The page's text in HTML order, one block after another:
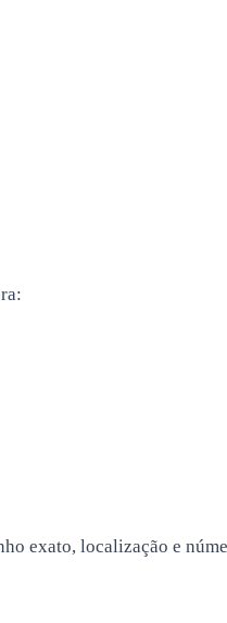
exato, localização e